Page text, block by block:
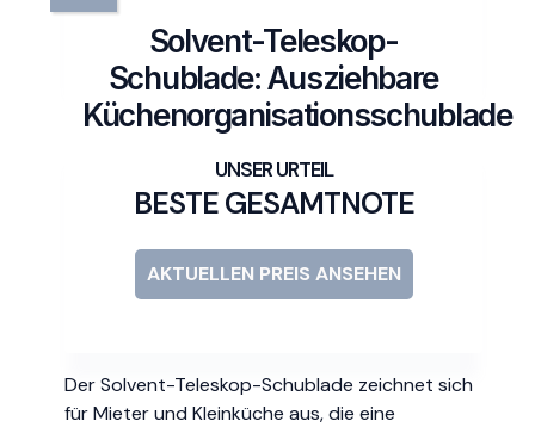
Solvent-Teleskop-
Schublade: Ausziehbare
Küchenorganisationsschublade
BESTE GESAMTNOTE
AKTUELLEN PREIS ANSEHEN
Der Solvent-Teleskop-Schublade zeichnet sich
für Mieter und Kleinküche aus, die eine